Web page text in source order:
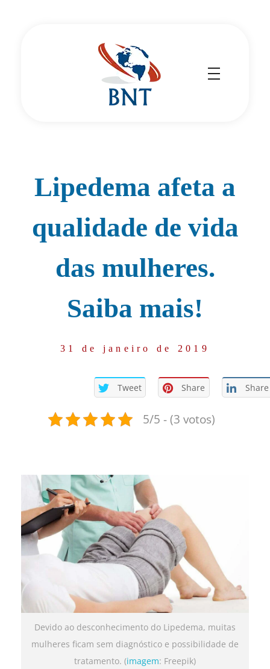
Lipedema afeta a
qualidade de vida
das mulheres.
Saiba mais!
31 de janeiro de 2019
Tweet Share Share
5/5 - (3 votos)
Devido ao desconhecimento do Lipedema, muitas
mulheres ficam sem diagnóstico e possibilidade de
tratamento. (imagem: Freepik)